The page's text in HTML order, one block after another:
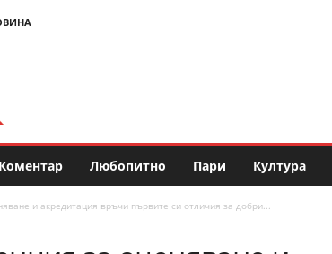
Коментар Любопитно Пари Култура
и акредитация връчи първите си отличия за добри...